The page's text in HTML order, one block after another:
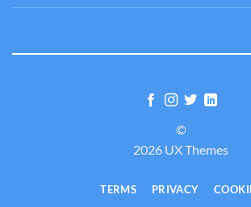
©
2026 UX Themes
TERMS PRIVACY